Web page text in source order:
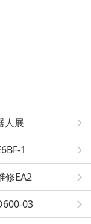
人展
1
修EA2
03